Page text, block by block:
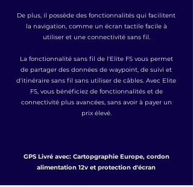
De plus, il possède des fonctionnalités qui facilitent
la navigation, comme un écran tactile facile à
utiliser et une connectivité sans fil.
La fonctionnalité sans fil de l'Elite FS vous permet
de partager des données de waypoint, de suivi et
d'itinéraire sans fil sans utiliser de câbles. Avec Elite
FS, vous bénéficiez de fonctionnalités et de
connectivité plus avancées, sans avoir à payer un
prix élevé.
GPS Livré avec: Cartopgraphie Europe, cordon
alimentation 12v et protection d'écran